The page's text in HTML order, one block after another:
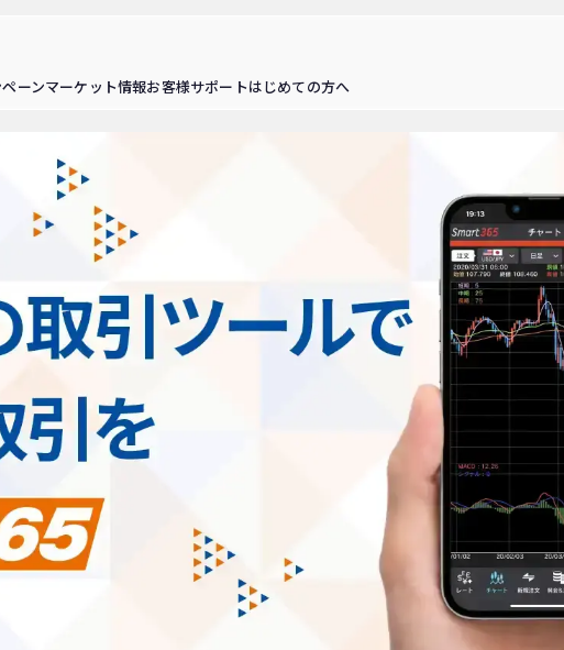
ーンマーケット情報お客様サポートはじめての方へ